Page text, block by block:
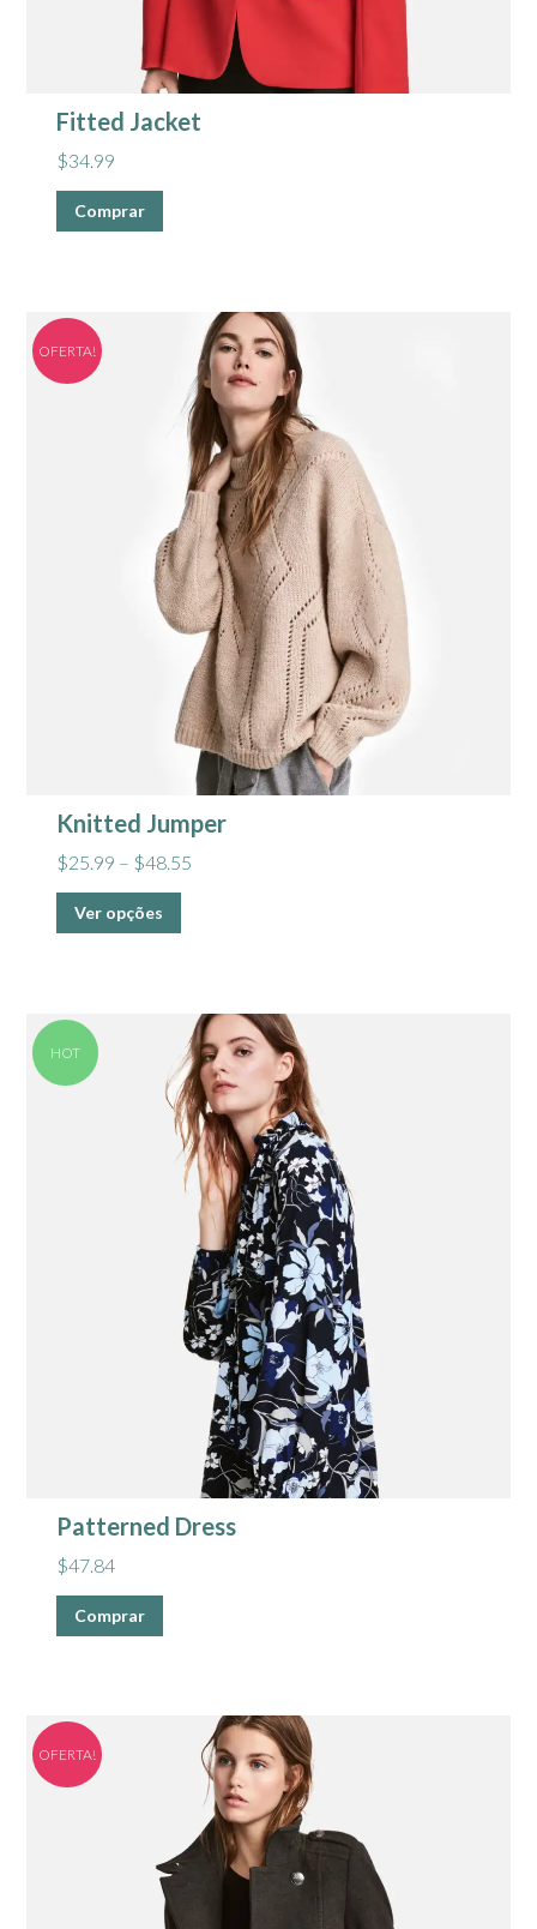
Fitted Jacket
$34.99
Comprar
OFERTA!
Knitted Jumper
$25.99 – $48.55
Ver opções
HOT
Patterned Dress
$47.84
Comprar
OFERTA!